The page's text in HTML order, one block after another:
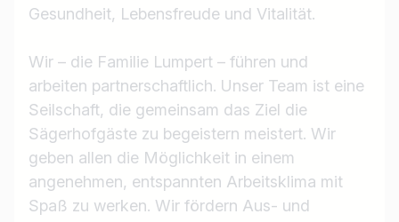
Gesundheit, Lebensfreude und Vitalität.
Wir – die Familie Lumpert – führen und
arbeiten partnerschaftlich. Unser Team ist eine
Seilschaft, die gemeinsam das Ziel die
Sägerhofgäste zu begeistern meistert. Wir
geben allen die Möglichkeit in einem
angenehmen, entspannten Arbeitsklima mit
Spaß zu werken. Wir fördern Aus- und